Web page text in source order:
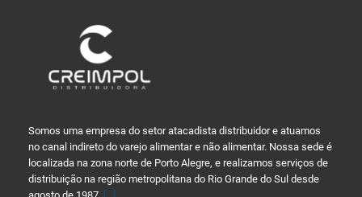
Somos uma empresa do setor atacadista distribuidor e atuamos
no canal indireto do varejo alimentar e não alimentar. Nossa sede é
localizada na zona norte de Porto Alegre, e realizamos serviços de
distribuição na região metropolitana do Rio Grande do Sul desde